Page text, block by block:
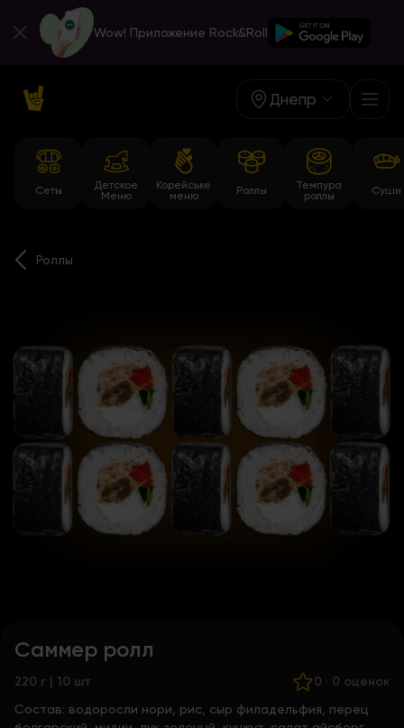
Wow! Приложение Rock&Roll
Днепр
Сеты
Детское
Меню
Корейське
меню
Роллы
Темпура
роллы
Суши
Роллы
Саммер ролл
220 г | 10 шт 0 · 0 оценок
Состав: водоросли нори, рис, сыр филадельфия, перец